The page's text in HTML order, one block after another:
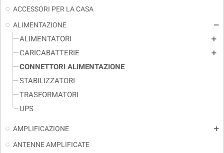
ACCESSORI PER LA CASA
ALIMENTAZIONE
remove
ALIMENTATORI add
CARICABATTERIE add
CONNETTORI ALIMENTAZIONE
STABILIZZATORI
TRASFORMATORI
UPS
AMPLIFICAZIONE add
ANTENNE AMPLIFICATE